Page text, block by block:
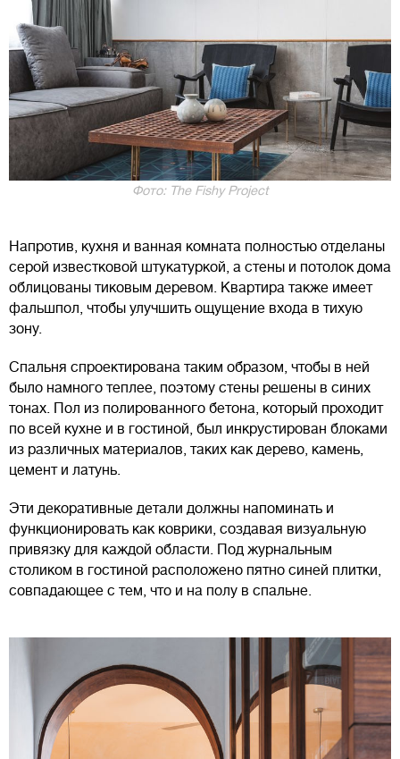
Фото: The Fishy Project
Напротив, кухня и ванная комната полностью отделаны
серой известковой штукатуркой, а стены и потолок дома
облицованы тиковым деревом. Квартира также имеет
фальшпол, чтобы улучшить ощущение входа в тихую
зону.
Спальня спроектирована таким образом, чтобы в ней
было намного теплее, поэтому стены решены в синих
тонах. Пол из полированного бетона, который проходит
по всей кухне и в гостиной, был инкрустирован блоками
из различных материалов, таких как дерево, камень,
цемент и латунь.
Эти декоративные детали должны напоминать и
функционировать как коврики, создавая визуальную
привязку для каждой области. Под журнальным
столиком в гостиной расположено пятно синей плитки,
совпадающее с тем, что и на полу в спальне.